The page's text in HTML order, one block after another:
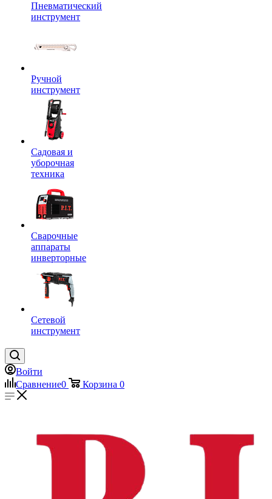
Пневматический
инструмент
Ручной
инструмент
Садовая и
уборочная
техника
Сварочные
аппараты
инверторные
Сетевой
инструмент
Войти
Сравнение0 Корзина 0